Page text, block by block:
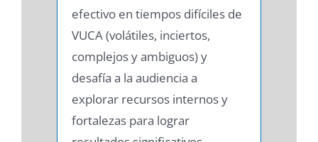
efectivo en tiempos difíciles de
VUCA (volátiles, inciertos,
complejos y ambiguos) y
desafía a la audiencia a
explorar recursos internos y
fortalezas para lograr